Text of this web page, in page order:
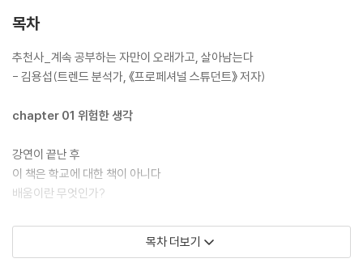
목차
추천사_계속 공부하는 자만이 오래가고, 살아남는다
- 김용섭(트렌드 분석가, 《프로페셔널 스튜던트》 저자)
chapter 01 위험한 생각
강연이 끝난 후
이 책은 학교에 대한 책이 아니다
배움이란 무엇인가?
chapter 02 나는 캐리비안 해적 스타일의 학생이다
목차 더보기